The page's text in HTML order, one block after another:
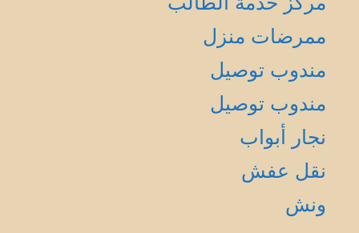
ممرضات منزل
مندوب توصيل
مندوب توصيل
نجار أبواب
نقل عفش
ونش